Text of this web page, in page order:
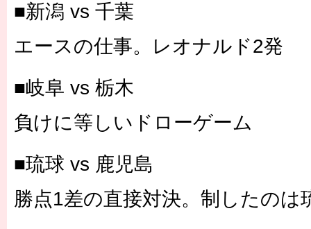
■新潟 vs 千葉
エースの仕事。レオナルド2発
■岐阜 vs 栃木
負けに等しいドローゲーム
■琉球 vs 鹿児島
勝点1差の直接対決。制したのは